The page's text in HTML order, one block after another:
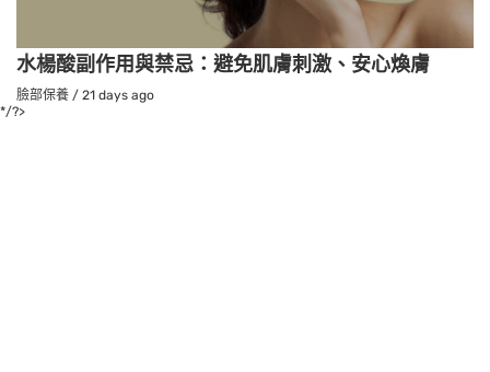
水楊酸副作用與禁忌：避免肌膚刺激、安心煥膚
臉部保養 / 21 days ago
*/?>